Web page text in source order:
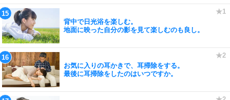
背中で日光浴を楽しむ。
地面に映った自分の影を見て楽しむのも良し。
お気に入りの耳かきで、耳掃除をする。
最後に耳掃除をしたのはいつですか。